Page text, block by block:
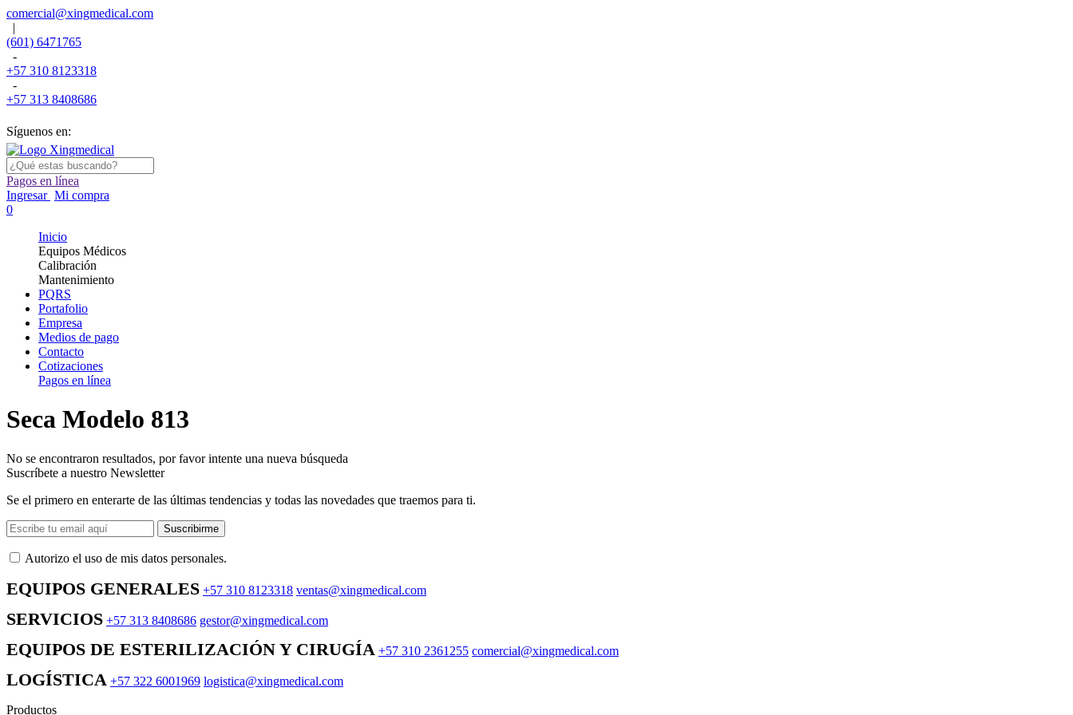
comercial@xingmedical.com
|
(601) 6471765
-
+57 310 8123318
-
+57 313 8408686
Síguenos en:
Pagos en línea
Ingresar Mi compra
0
Inicio
Equipos Médicos
Calibración
Mantenimiento
PQRS
Portafolio
Empresa
Medios de pago
Contacto
Cotizaciones
Pagos en línea
Seca Modelo 813
No se encontraron resultados, por favor intente una nueva búsqueda
Suscríbete a nuestro Newsletter
Se el primero en enterarte de las últimas tendencias y todas las novedades que traemos para ti.
Suscribirme
Autorizo ​​el uso de mis datos personales.
EQUIPOS GENERALES +57 310 8123318 ventas@xingmedical.com
SERVICIOS +57 313 8408686 gestor@xingmedical.com
EQUIPOS DE ESTERILIZACIÓN Y CIRUGÍA +57 310 2361255 comercial@xingmedical.com
LOGÍSTICA +57 322 6001969 logistica@xingmedical.com
Productos